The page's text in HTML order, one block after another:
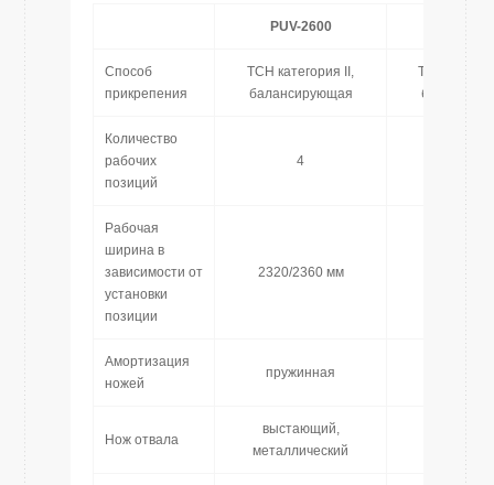
PUV-2600
Способ
прикрепения
ТСН категория II,
балансирующая
ТСН
Количество
рабочих
позиций
4
Рабочая
ширина в
зависимости от
установки
позиции
2320/2360 мм 2490/
Амортизация
ножей
пружинная
Нож отвала
выстающий,
металлический